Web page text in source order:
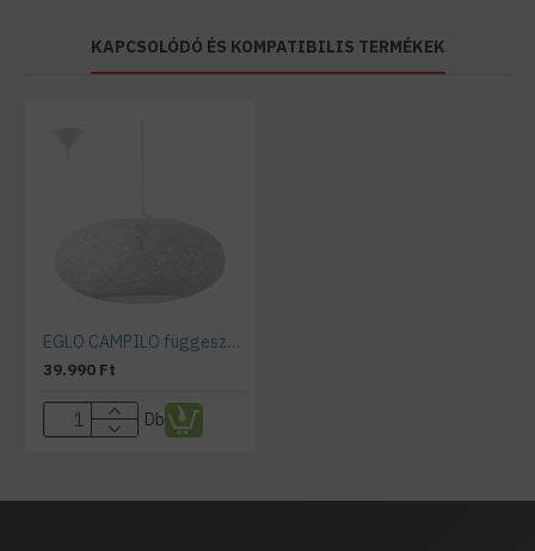
KAPCSOLÓDÓ ÉS KOMPATIBILIS TERMÉKEK
EGLO CAMPILO függeszték fehér színű
39.990 Ft
Db